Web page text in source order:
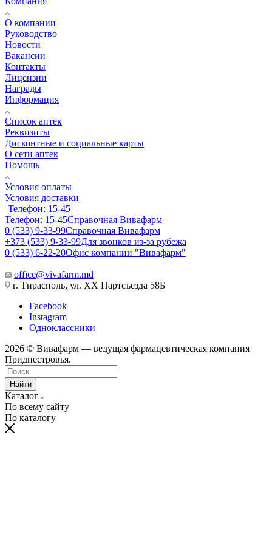
О компании
Руководство
Новости
Вакансии
Контакты
Лицензии
Награды
Информация
Список аптек
Реквизиты
Дисконтные и социальные карты
О сети аптек
Помощь
Условия оплаты
Условия доставки
Телефон: 15-45
Телефон: 15-45Справочная Вивафарм
0 (533) 9-33-99Справочная Вивафарм
+373 (533) 9-33-99Для звонков из-за рубежа
0 (533) 6-22-20Офис компании "Вивафарм"
office@vivafarm.md
г. Тирасполь, ул. ХХ Партсъезда 58Б
Facebook
Instagram
Одноклассники
2026 © Вивафарм — ведущая фармацевтическая компания
Приднестровья.
Найти
Каталог
По всему сайту
По каталогу